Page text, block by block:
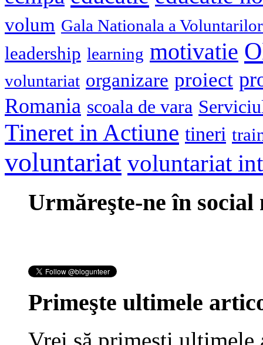
volum Gala Nationala a Voluntarilor
leadership learning motivatie
voluntariat organizare proiect
Romania scoala de vara
Tineret in Actiune tineri
voluntariat voluntariat
Urmăreşte-ne în social
Primeşte ultimele